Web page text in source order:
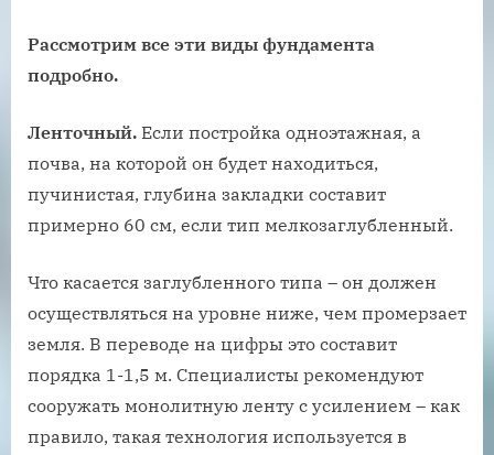
Рассмотрим все эти виды фундамента
подробно.
Ленточный. Если постройка одноэтажная, а
почва, на которой он будет находиться,
пучинистая, глубина закладки составит
примерно 60 см, если тип мелкозаглубленный.
Что касается заглубленного типа – он должен
осуществляться на уровне ниже, чем промерзает
земля. В переводе на цифры это составит
порядка 1-1,5 м. Специалисты рекомендуют
сооружать монолитную ленту с усилением – как
правило, такая технология используется в